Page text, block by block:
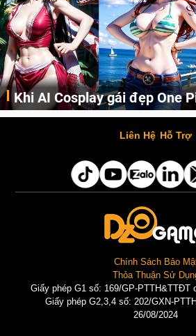
Khi AI Cosplay gái đẹp One
Liên Hệ Hỗ Trợ
Chính Sách Bảo
Thỏa Thuận Sử
Giấy phép G1 số: 169/GP-PTTH&TTĐT
Giấy phép G2,3,4 số: 202/GXN-
26/08/2024